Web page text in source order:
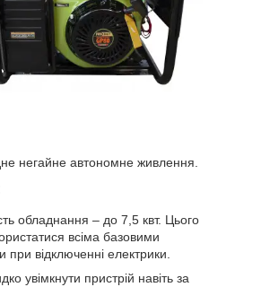
негайне автономне живлення.
обладнання – до 7,5 квт. Цього
всіма базовими
відключенні електрики.
увімкнути пристрій навіть за